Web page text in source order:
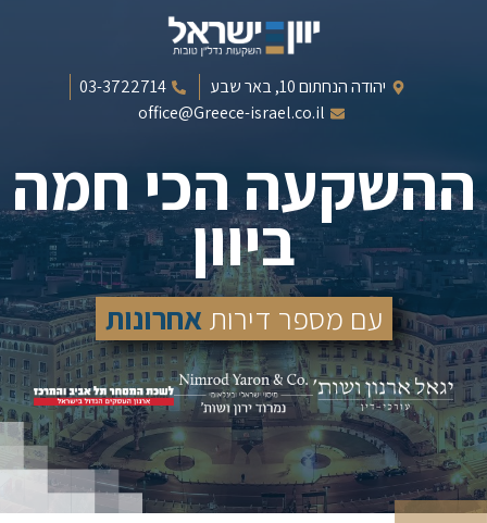
יהודה הנחתום 10, באר שבע
03-3722714
office@Greece-israel.co.il
ההשקעה הכי חמה
ביוון
עם מספר דירותאחרונות